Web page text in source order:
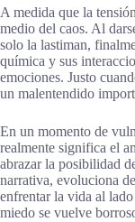
A medida que la
medio del caos. Al
solo la lastiman,
química y sus
emociones. Justo
un malentendido
En un momento de
realmente significa el
abrazar la posibilidad
narrativa, evoluciona
enfrentar la vida al
miedo se vuelve